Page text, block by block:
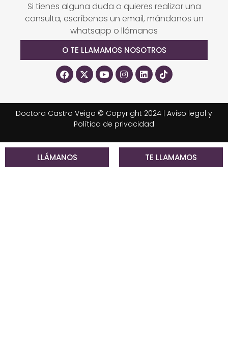
Si tienes alguna duda o quieres realizar una
consulta, escríbenos un email, mándanos un
whatsapp o llámanos
O TE LLAMAMOS NOSOTROS
Doctora Castro Veiga © Copyright 2024 | Aviso legal y
Política de privacidad
LLÁMANOS TE LLAMAMOS